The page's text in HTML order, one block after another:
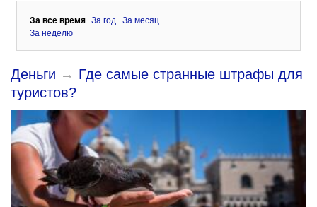
За все время За год
За месяц
За неделю
Деньги → Где самые странные штрафы для
туристов?